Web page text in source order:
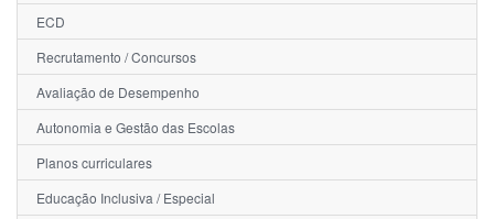
ECD
Recrutamento / Concursos
Avaliação de Desempenho
Autonomia e Gestão das Escolas
Planos curriculares
Educação Inclusiva / Especial